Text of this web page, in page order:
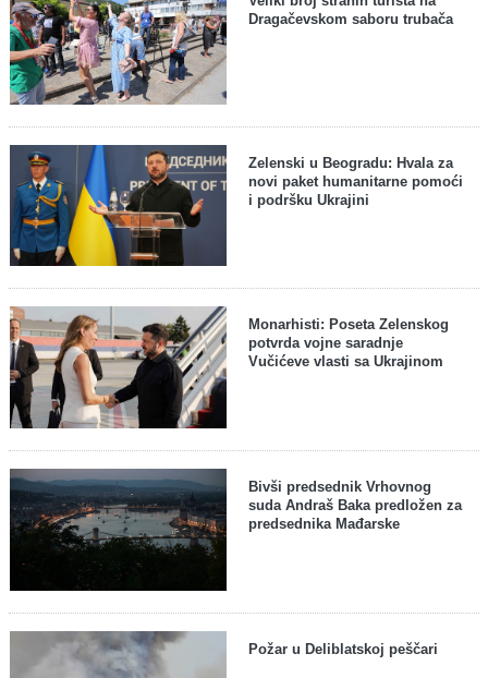
Dragačevskom saboru trubača
Zelenski u Beogradu: Hvala za
novi paket humanitarne pomoći
i podršku Ukrajini
Monarhisti: Poseta Zelenskog
potvrda vojne saradnje
Vučićeve vlasti sa Ukrajinom
Bivši predsednik Vrhovnog
suda Andraš Baka predložen za
predsednika Mađarske
Požar u Deliblatskoj peščari